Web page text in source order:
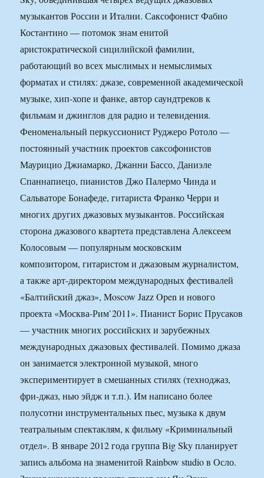
музыкантов России и Италии. Саксофонист Фабио
Костантино — потомок знам енитой
аристократической сицилийской фамилии,
работающий во всех мыслимых и немыслимых
форматах и стилях: джазе, современной академической
музыке, хип-хопе и фанке, автор саундтреков к
фильмам и джинглов для радио и телевидения.
Феноменальный перкуссионист Руджеро Ротоло —
постоянный участник проектов саксофонистов
Маурицио Джиамарко, Джанни Бассо, Даниэле
Спаннапиецо, пианистов Джо Палермо Чинда и
Сальваторе Бонафеде, гитариста Франко Черри и
многих других джазовых музыкантов. Российская
сторона джазового квартета представлена Алексеем
Колосовым — популярным московским
композитором, гитаристом и джазовым журналистом,
а также арт-директором международных фестивалей
«Балтийский джаз», Moscow Jazz Open и нового
проекта «Москва-Рим`2011». Пианист Борис Прусаков
— участник многих российских и зарубежных
международных джазовых фестивалей. Помимо джаза
он занимается электронной музыкой, много
экспериментирует в смешанных стилях (техноджаз,
фри-джаз, нью эйдж и т.п.). Им написано более
полусотни инструментальных пьес, музыка к двум
театральным спектаклям, к фильму «Криминальный
отдел». В январе 2012 года группа Big Sky планирует
запись альбома на знаменитой Rainbow studio в Осло.